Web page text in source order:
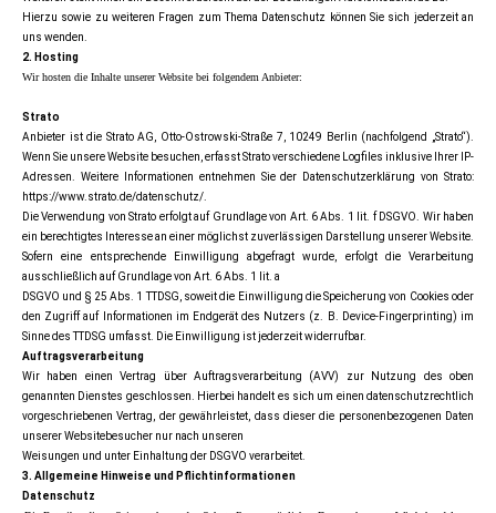
Hierzu sowie zu weiteren Fragen zum Thema Datenschutz können Sie sich jederzeit an
uns wenden.
2. Hosting
Wir hosten die Inhalte unserer Website bei folgendem Anbieter:
Strato
Anbieter ist die Strato AG, Otto-Ostrowski-Straße 7, 10249 Berlin (nachfolgend „Strato“).
Wenn Sie unsere Website besuchen, erfasst Strato verschiedene Logfiles inklusive Ihrer IP-
Adressen. Weitere Informationen entnehmen Sie der Datenschutzerklärung von Strato:
https://www.strato.de/datenschutz/.
Die Verwendung von Strato erfolgt auf Grundlage von Art. 6 Abs. 1 lit. f DSGVO. Wir haben
ein berechtigtes Interesse an einer möglichst zuverlässigen Darstellung unserer Website.
Sofern eine entsprechende Einwilligung abgefragt wurde, erfolgt die Verarbeitung
ausschließlich auf Grundlage von Art. 6 Abs. 1 lit. a
DSGVO und § 25 Abs. 1 TTDSG, soweit die Einwilligung die Speicherung von Cookies oder
den Zugriff auf Informationen im Endgerät des Nutzers (z. B. Device-Fingerprinting) im
Sinne des TTDSG umfasst. Die Einwilligung ist jederzeit widerrufbar.
Auftragsverarbeitung
Wir haben einen Vertrag über Auftragsverarbeitung (AVV) zur Nutzung des oben
genannten Dienstes geschlossen. Hierbei handelt es sich um einen datenschutzrechtlich
vorgeschriebenen Vertrag, der gewährleistet, dass dieser die personenbezogenen Daten
unserer Websitebesucher nur nach unseren
Weisungen und unter Einhaltung der DSGVO verarbeitet.
3. Allgemeine Hinweise und Pflichtinformationen
Datenschutz